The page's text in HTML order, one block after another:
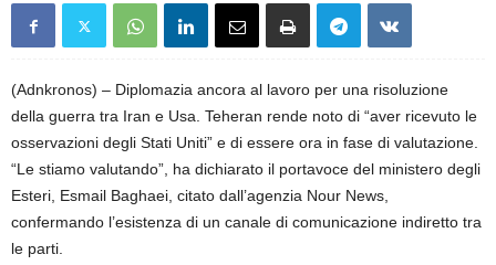
(Adnkronos) – Diplomazia ancora al lavoro per una risoluzione
della guerra tra Iran e Usa. Teheran rende noto di “aver ricevuto le
osservazioni degli Stati Uniti” e di essere ora in fase di valutazione.
“Le stiamo valutando”, ha dichiarato il portavoce del ministero degli
Esteri, Esmail Baghaei, citato dall’agenzia Nour News,
confermando l’esistenza di un canale di comunicazione indiretto tra
le parti.